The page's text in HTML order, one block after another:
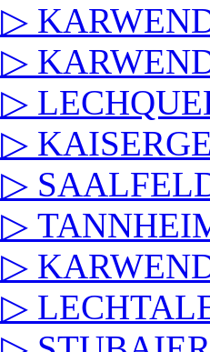
▷
▷
▷
▷
▷
▷
▷
▷